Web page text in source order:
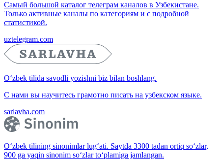
Самый большой каталог телеграм каналов в Узбекистане.
Только активные каналы по категориям и с подробной
статистикой.
uztelegram.com
O‘zbek tilida savodli yozishni biz bilan boshlang.
С нами вы научитесь грамотно писать на узбекском языке.
sarlavha.com
O‘zbek tilining sinonimlar lug‘ati. Saytda 3300 tadan ortiq so‘zlar,
900 ga yaqin sinonim so‘zlar to‘plamiga jamlangan.